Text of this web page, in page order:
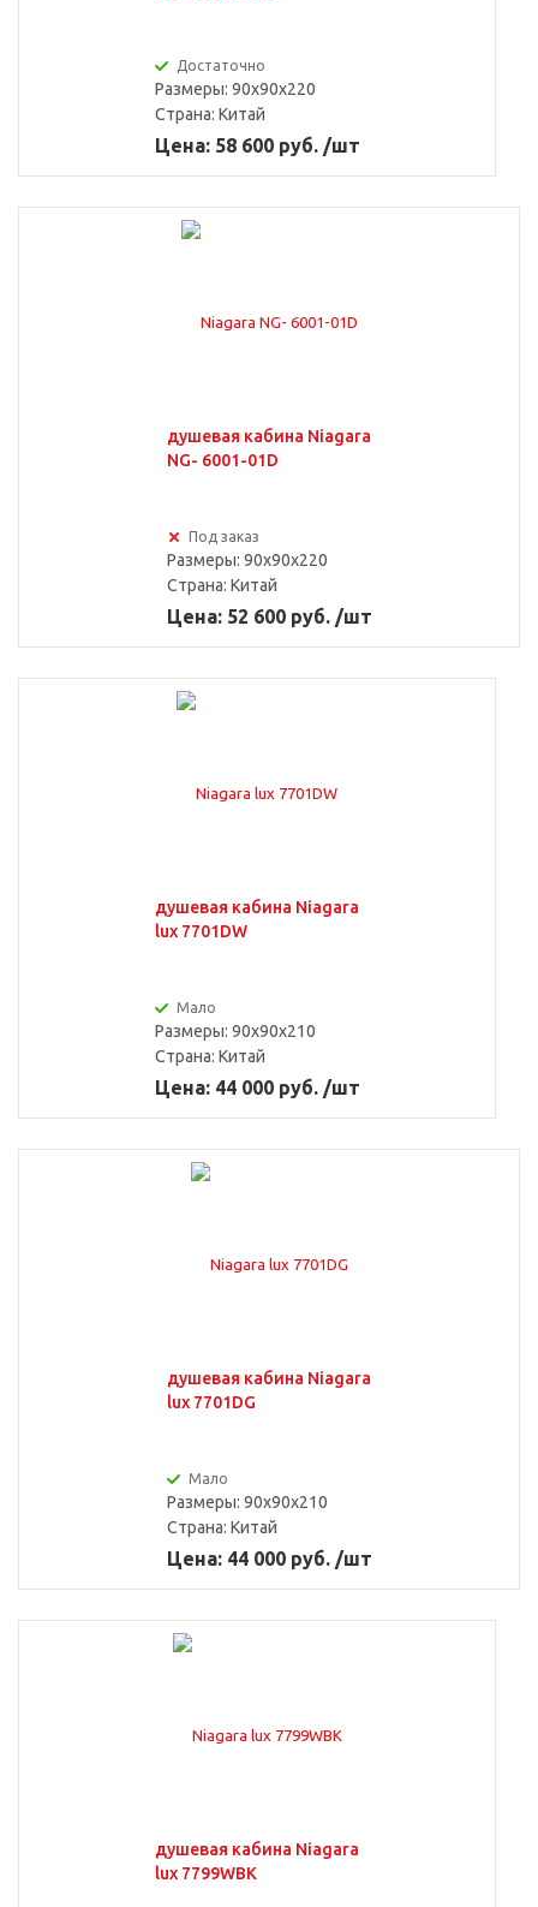
Достаточно
Размеры: 90x90x220
Страна: Китай
Цена: 58 600 руб. /шт
душевая кабина Niagara
NG- 6001-01D
Под заказ
Размеры: 90x90x220
Страна: Китай
Цена: 52 600 руб. /шт
душевая кабина Niagara
lux 7701DW
Мало
Размеры: 90x90x210
Страна: Китай
Цена: 44 000 руб. /шт
душевая кабина Niagara
lux 7701DG
Мало
Размеры: 90x90x210
Страна: Китай
Цена: 44 000 руб. /шт
душевая кабина Niagara
lux 7799WBK